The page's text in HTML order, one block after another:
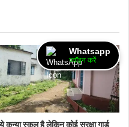
ये कन्या स्कूल है लेकिन कोई सुरक्षा गार्ड
Whatsapp
ज्वॉइन करें